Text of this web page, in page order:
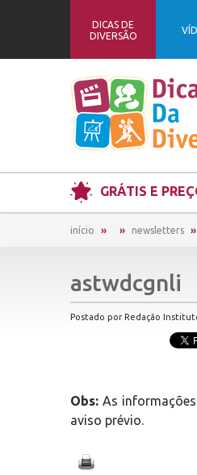
DICAS DE
DIVERSÃO
GRÁTIS E
início newsletters
astwdcgnli
Postado por Redação
Obs: As
aviso prévio.